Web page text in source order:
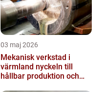
03 maj 2026
Mekanisk verkstad i
värmland nyckeln till
hållbar produktion och